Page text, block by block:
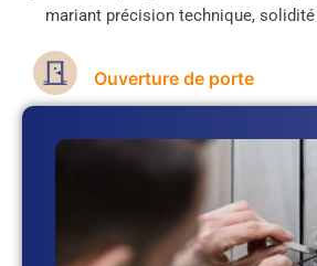
mariant précision technique,
Ouverture de porte